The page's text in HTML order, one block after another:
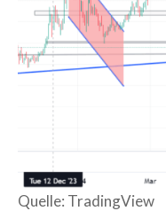
Quelle: TradingView